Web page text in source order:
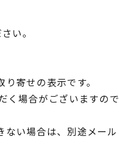
い。
寄せの表示です。
く場合がございますので
ない場合は、別途メール